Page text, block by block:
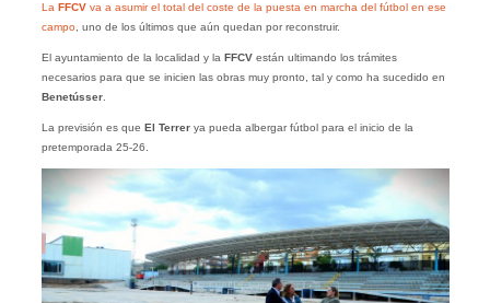
La FFCVva a asumir el total del coste de la puesta en marcha del fútbol en ese
campo, uno de los últimos que aún quedan por reconstruir.
El ayuntamiento de la localidad y la FFCVestán ultimando los trámites
necesarios para que se inicien las obras muy pronto, tal y como ha sucedido en
Benetússer.
La previsión es que El Terrer ya pueda albergar fútbol para el inicio de la
pretemporada 25-26.